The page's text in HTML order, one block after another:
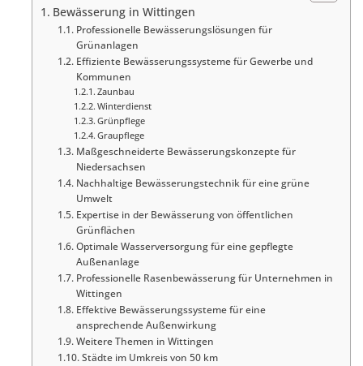
Bewässerung in Wittingen
Professionelle Bewässerungslösungen für
Grünanlagen
Effiziente Bewässerungssysteme für Gewerbe und
Kommunen
Zaunbau
Winterdienst
Grünpflege
Graupflege
Maßgeschneiderte Bewässerungskonzepte für
Niedersachsen
Nachhaltige Bewässerungstechnik für eine grüne
Umwelt
Expertise in der Bewässerung von öffentlichen
Grünflächen
Optimale Wasserversorgung für eine gepflegte
Außenanlage
Professionelle Rasenbewässerung für Unternehmen in
Wittingen
Effektive Bewässerungssysteme für eine
ansprechende Außenwirkung
Weitere Themen in Wittingen
Städte im Umkreis von 50 km